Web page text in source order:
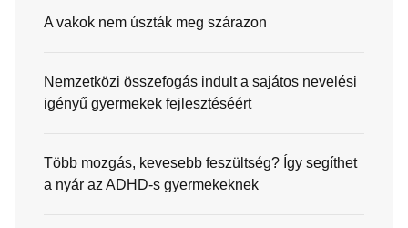
A vakok nem úszták meg szárazon
Nemzetközi összefogás indult a sajátos nevelési
igényű gyermekek fejlesztéséért
Több mozgás, kevesebb feszültség? Így segíthet
a nyár az ADHD-s gyermekeknek